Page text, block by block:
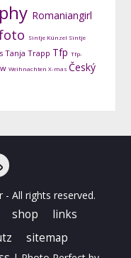
Romaniangirl
Sintje Künzel Sintje
Tanja Trapp Tfp Tfp-
Weihnachten X-mas Český
All rights reserved.
shop
links
sitemap